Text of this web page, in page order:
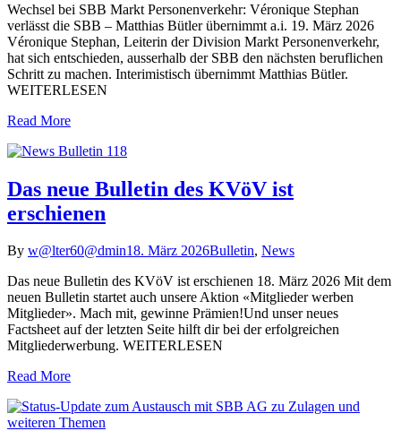
Wechsel bei SBB Markt Personenverkehr: Véronique Stephan
verlässt die SBB – Matthias Bütler übernimmt a.i. 19. März 2026
Véronique Stephan, Leiterin der Division Markt Personenverkehr,
hat sich entschieden, ausserhalb der SBB den nächsten beruflichen
Schritt zu machen. Interimistisch übernimmt Matthias Bütler.
WEITERLESEN
Read More
Das neue Bulletin des KVöV ist
erschienen
By w@lter60@dmin18. März 2026Bulletin, News
Das neue Bulletin des KVöV ist erschienen 18. März 2026 Mit dem
neuen Bulletin startet auch unsere Aktion «Mitglieder werben
Mitglieder». Mach mit, gewinne Prämien!Und unser neues
Factsheet auf der letzten Seite hilft dir bei der erfolgreichen
Mitgliederwerbung. WEITERLESEN
Read More